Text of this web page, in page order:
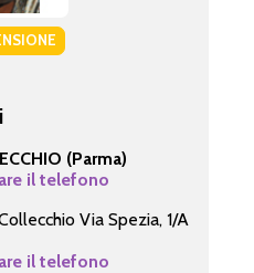
(Parma)
il telefono
Via Spezia, 1/A
il telefono